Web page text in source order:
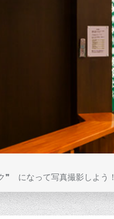
になって写真撮影しよう！